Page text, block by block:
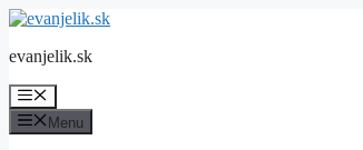
Preskočiť
obsah
evanjelik.sk
Menu
Menu